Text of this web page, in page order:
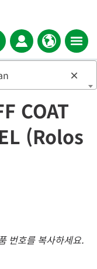
×
COAT
(Rolos
번호를 복사하세요.